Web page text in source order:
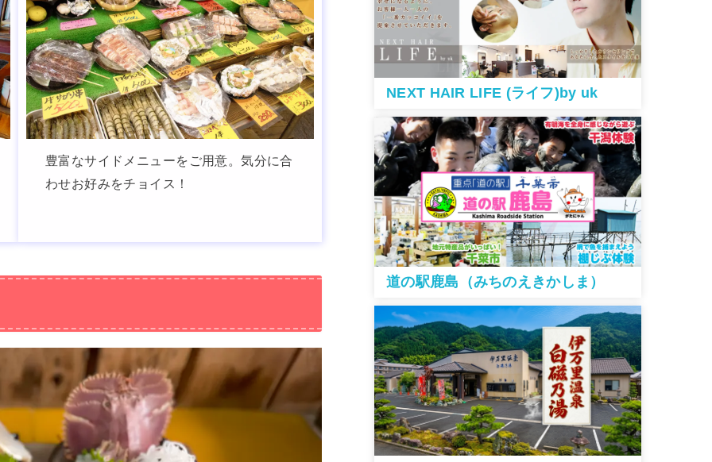
豊富なサイドメニューをご用意。気分に合
わせお好みをチョイス！
NEXT HAIR LIFE (ライフ)by uk
道の駅鹿島（みちのえきかしま）